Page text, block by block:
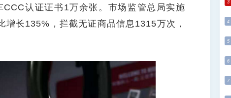
认证证书1万余张。市场监管总局实施
长135%，拦截无证商品信息1315万次，